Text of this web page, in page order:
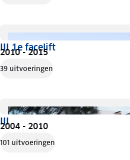
III 1e facelift
2010 - 2015
39 uitvoeringen
III
2004 - 2010
101 uitvoeringen